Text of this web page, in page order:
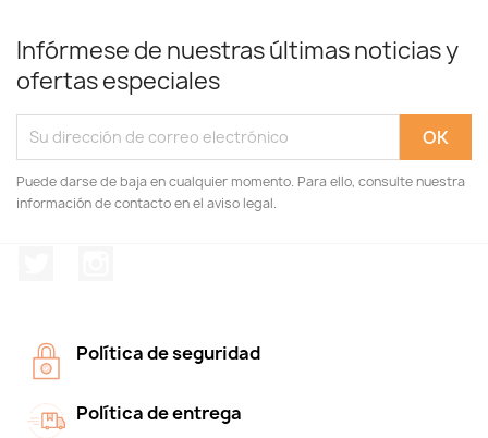
Infórmese de nuestras últimas noticias y
ofertas especiales
Puede darse de baja en cualquier momento. Para ello, consulte nuestra
información de contacto en el aviso legal.
Política de seguridad
Política de entrega